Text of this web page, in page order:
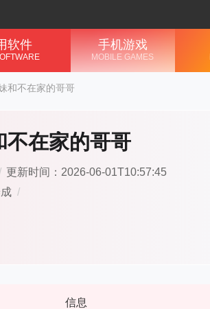
软件 手机游戏
MOBILE GAMES
和不在家的哥哥
不在家的哥哥
更新时间：2026-06-01T10:57:45
/
信息